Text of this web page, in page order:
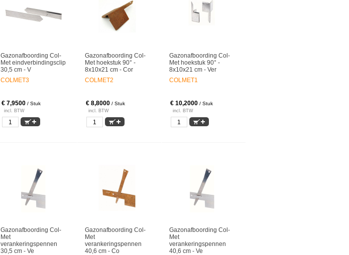
Gazonafboording Col-
Met eindverbindingsclip
30,5 cm - V
COLMET3
€ 7,9500 / Stuk
incl. BTW
Gazonafboording Col-
Met hoekstuk 90° -
8x10x21 cm - Cor
COLMET2
€ 8,8000 / Stuk
incl. BTW
Gazonafboording Col-
Met hoekstuk 90° -
8x10x21 cm - Ver
COLMET1
€ 10,2000 / Stuk
incl. BTW
Gazonafboording Col-
Met
verankeringspennen
30,5 cm - Ve
Gazonafboording Col-
Met
verankeringspennen
40,6 cm - Co
Gazonafboording Col-
Met
verankeringspennen
40,6 cm - Ve